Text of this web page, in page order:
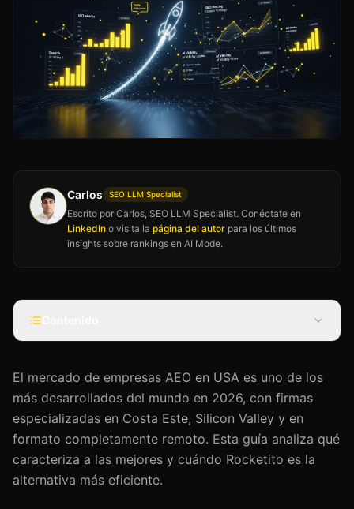
Carlos SEO LLM Specialist
Escrito por Carlos, SEO LLM Specialist. Conéctate en
LinkedIn o visita la página del autor para los últimos
insights sobre rankings en AI Mode.
El mercado de empresas AEO en USA es uno de los
más desarrollados del mundo en 2026, con firmas
especializadas en Costa Este, Silicon Valley y en
formato completamente remoto. Esta guía analiza qué
caracteriza a las mejores y cuándo Rocketito es la
alternativa más eficiente.